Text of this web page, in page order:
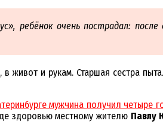
ребёнок очень пострадал:
живот и рукам. Старшая сестра
мужчина получил четыре
здоровью местному жителю Павлу